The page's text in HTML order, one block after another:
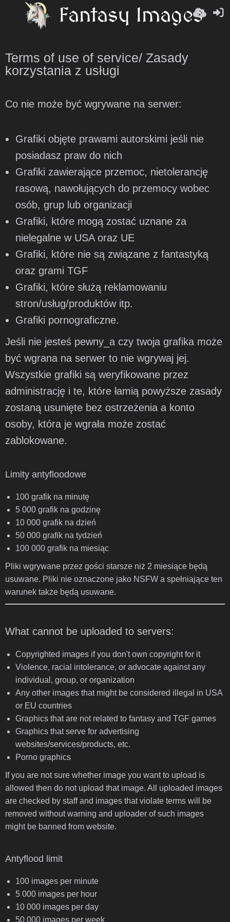
Terms of use of service/ Zasady
korzystania z usługi
Co nie może być wgrywane na serwer:
Grafiki objęte prawami autorskimi jeśli nie
posiadasz praw do nich
Grafiki zawierające przemoc, nietolerancję
rasową, nawołujących do przemocy wobec
osób, grup lub organizacji
Grafiki, które mogą zostać uznane za
nielegalne w USA oraz UE
Grafiki, które nie są związane z fantastyką
oraz grami TGF
Grafiki, które służą reklamowaniu
stron/usług/produktów itp.
Grafiki pornograficzne.
Jeśli nie jesteś pewny_a czy twoja grafika może
być wgrana na serwer to nie wgrywaj jej.
Wszystkie grafiki są weryfikowane przez
administrację i te, które łamią powyższe zasady
zostaną usunięte bez ostrzeżenia a konto
osoby, która je wgrała może zostać
zablokowane.
Limity antyfloodowe
100 grafik na minutę
5 000 grafik na godzinę
10 000 grafik na dzień
50 000 grafik na tydzień
100 000 grafik na miesiąc
Pliki wgrywane przez gości starsze niż 2 miesiące będą
usuwane. Pliki nie oznaczone jako NSFW a spełniające ten
warunek także będą usuwane.
What cannot be uploaded to servers:
Copyrighted images if you don't own copyright for it
Violence, racial intolerance, or advocate against any
individual, group, or organization
Any other images that might be considered illegal in USA
or EU countries
Graphics that are not related to fantasy and TGF games
Graphics that serve for advertising
websites/services/products, etc.
Porno graphics
If you are not sure whether image you want to upload is
allowed then do not upload that image. All uploaded images
are checked by staff and images that violate terms will be
removed without warning and uploader of such images
might be banned from website.
Antyflood limit
100 images per minute
5 000 images per hour
10 000 images per day
50 000 images per week